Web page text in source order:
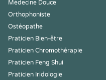
Médecine Douce
Orthophoniste
Ostéopathe
Praticien Bien-être
Praticien Chromothérapie
Praticien Feng Shui
Praticien Iridologie